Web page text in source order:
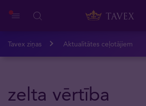
Tavex ziņas Aktualitātes ceļotājiem
zelta vērtība